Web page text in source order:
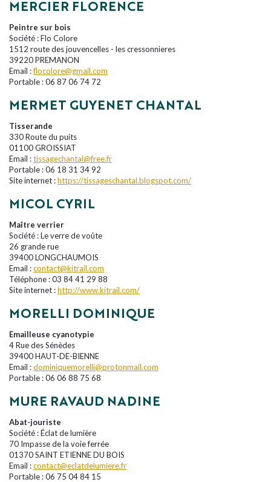
MERCIER FLORENCE
Peintre sur bois
Société : Flo Colore
1512 route des jouvencelles - les cressonnieres
39220 PREMANON
Email :flocolore@gmail.com
Portable : 06 87 06 74 72
MERMET GUYENET CHANTAL
Tisserande
330 Route du puits
01100 GROISSIAT
Email :tissagechantal@free.fr
Portable : 06 18 31 34 92
Site internet :https://tissageschantal.blogspot.com/
MICOL CYRIL
Maître verrier
Société : Le verre de voûte
26 grande rue
39400 LONGCHAUMOIS
Email :contact@kitrail.com
Téléphone : 03 84 41 29 88
Site internet :http://www.kitrail.com/
MORELLI DOMINIQUE
Emailleuse cyanotypie
4 Rue des Sénèdes
39400 HAUT-DE-BIENNE
Email :dominiquemorelli@protonmail.com
Portable : 06 06 88 75 68
MURE RAVAUD NADINE
Abat-jouriste
Société : Éclat de lumière
70 Impasse de la voie ferrée
01370 SAINT ETIENNE DU BOIS
Email :contact@eclatdelumiere.fr
Portable : 06 75 04 84 15